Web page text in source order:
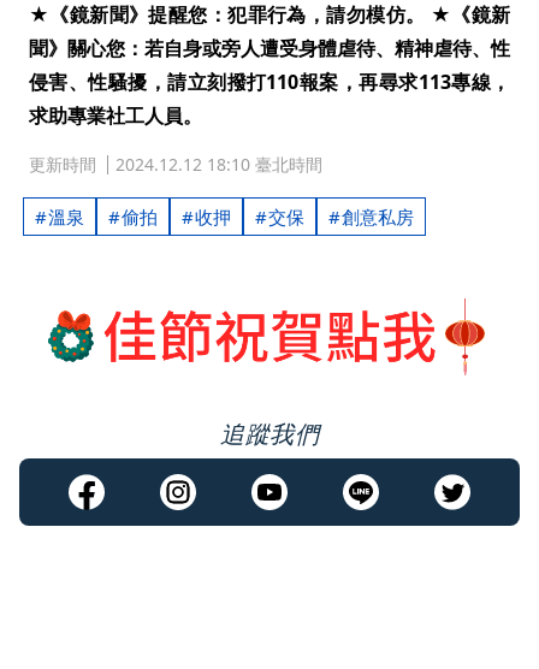
★《鏡新聞》提醒您：犯罪行為，請勿模仿。 ★《鏡新
聞》關心您：若自身或旁人遭受身體虐待、精神虐待、性
侵害、性騷擾，請立刻撥打110報案，再尋求113專線，
求助專業社工人員。
更新時間 2024.12.12 18:10 臺北時間
溫泉 偷拍 收押 交保 創意私房
追蹤我們